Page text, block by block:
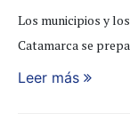
Los municipios y
Catamarca se
Leer más